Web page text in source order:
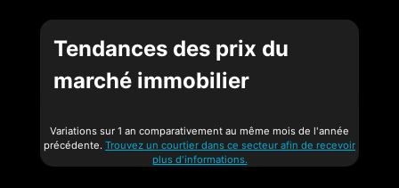
Tendances des prix du
marché immobilier
Variations sur 1 an comparativement au même mois de l'année
précédente. Trouvez un courtier dans ce secteur afin de recevoir
plus d'informations.